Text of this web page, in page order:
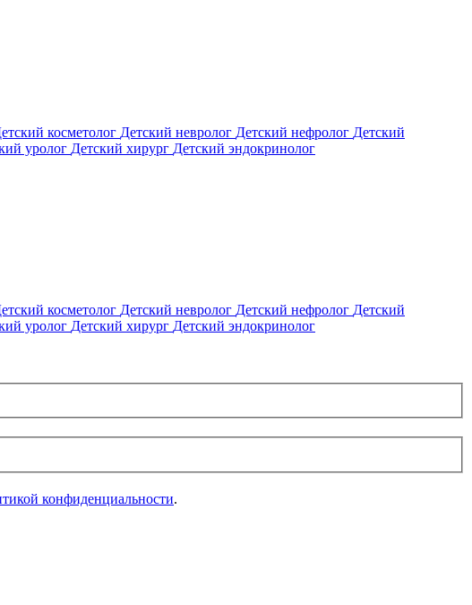
косметолог Детский невролог Детский нефролог Детский
уролог Детский хирург Детский эндокринолог
косметолог Детский невролог Детский нефролог Детский
уролог Детский хирург Детский эндокринолог
конфиденциальности.